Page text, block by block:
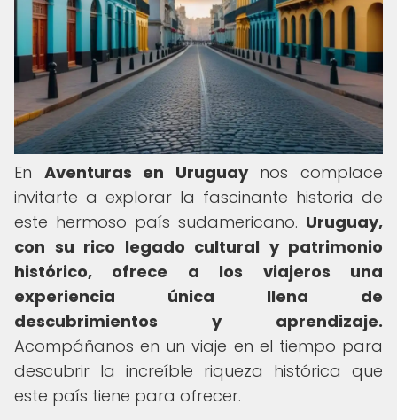
En Aventuras en Uruguaynos complace
invitarte a explorar la fascinante historia de
este hermoso país sudamericano. Uruguay,
con su rico legado cultural y patrimonio
histórico, ofrece a los viajeros una
experiencia única llena de
descubrimientos y aprendizaje.
Acompáñanos en un viaje en el tiempo para
descubrir la increíble riqueza histórica que
este país tiene para ofrecer.